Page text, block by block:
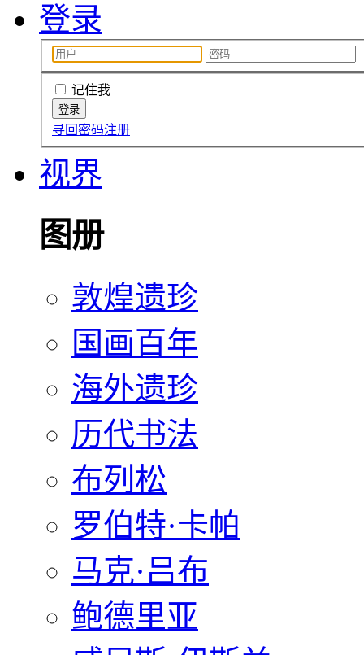
登录
记住我
寻回密码注册
视界
图册
敦煌遗珍
国画百年
海外遗珍
历代书法
布列松
罗伯特·卡帕
马克·吕布
鲍德里亚